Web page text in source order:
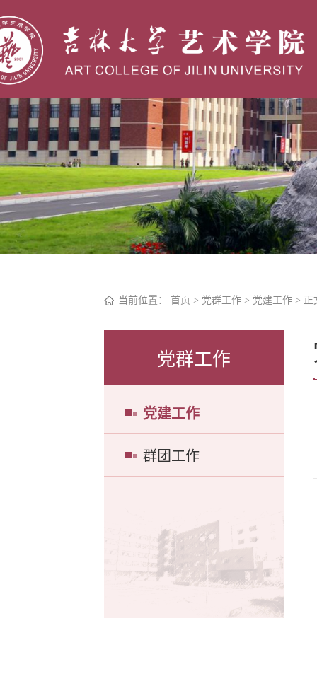
当前位置： 首页 > 党群工作> 党建工作> 正
党群工作
党建工作
群团工作